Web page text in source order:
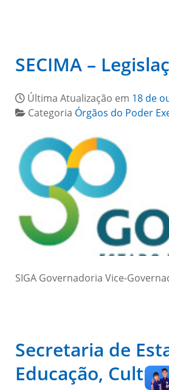
SECIMA –
Última Atualização em 18 de
Categoria Órgãos do Poder
SIGA Governadoria Vice-
Secretaria de
Educação,